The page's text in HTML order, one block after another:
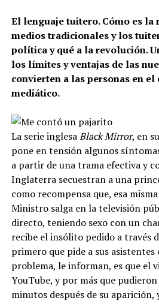
El lenguaje tuitero. Cómo es la
medios tradicionales y los
política y qué a la revolución.
los límites y ventajas de las
convierten a las personas en el
mediático.
La serie inglesaBlack Mirror, en
pone en tensión algunos
a partir de una trama efectiva y
Inglaterra secuestran a una
como recompensa que, esa
Ministro salga en la televisión
directo, teniendo sexo con un
recibe el insólito pedido a través
primero que pide a sus asistentes
problema, le informan, es que el
YouTube, y por más que
minutos después de su aparición,